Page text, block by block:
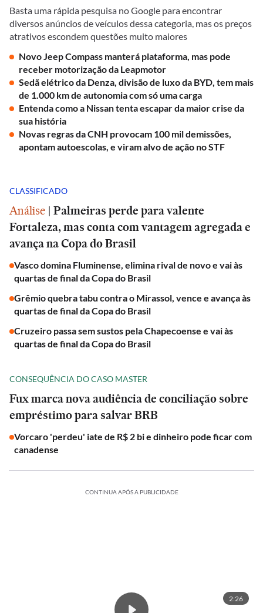
Basta uma rápida pesquisa no Google para encontrar
diversos anúncios de veículos dessa categoria, mas os preços
atrativos escondem questões muito maiores
Novo Jeep Compass manterá plataforma, mas pode
receber motorização da Leapmotor
Sedã elétrico da Denza, divisão de luxo da BYD, tem mais
de 1.000 km de autonomia com só uma carga
Entenda como a Nissan tenta escapar da maior crise da
sua história
Novas regras da CNH provocam 100 mil demissões,
apontam autoescolas, e viram alvo de ação no STF
CLASSIFICADO
Análise | Palmeiras perde para valente
Fortaleza, mas conta com vantagem agregada e
avança na Copa do Brasil
Vasco domina Fluminense, elimina rival de novo e vai às
quartas de final da Copa do Brasil
Grêmio quebra tabu contra o Mirassol, vence e avança às
quartas de final da Copa do Brasil
Cruzeiro passa sem sustos pela Chapecoense e vai às
quartas de final da Copa do Brasil
CONSEQUÊNCIA DO CASO MASTER
Fux marca nova audiência de conciliação sobre
empréstimo para salvar BRB
Vorcaro 'perdeu' iate de R$ 2 bi e dinheiro pode ficar com
canadense
CONTINUA APÓS A PUBLICIDADE
2:26